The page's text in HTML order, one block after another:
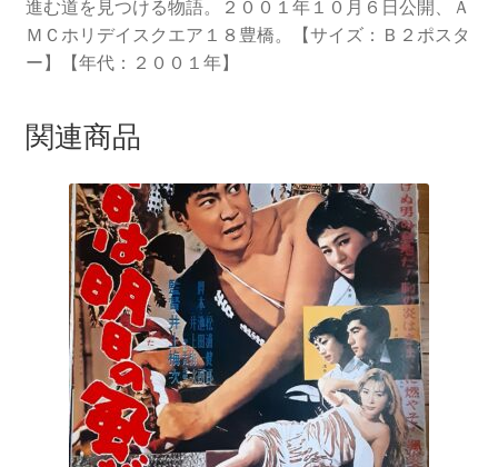
進む道を見つける物語。２００１年１０月６日公開、Ａ
ＭＣホリデイスクエア１８豊橋。【サイズ：Ｂ２ポスタ
ー】【年代：２００１年】
関連商品